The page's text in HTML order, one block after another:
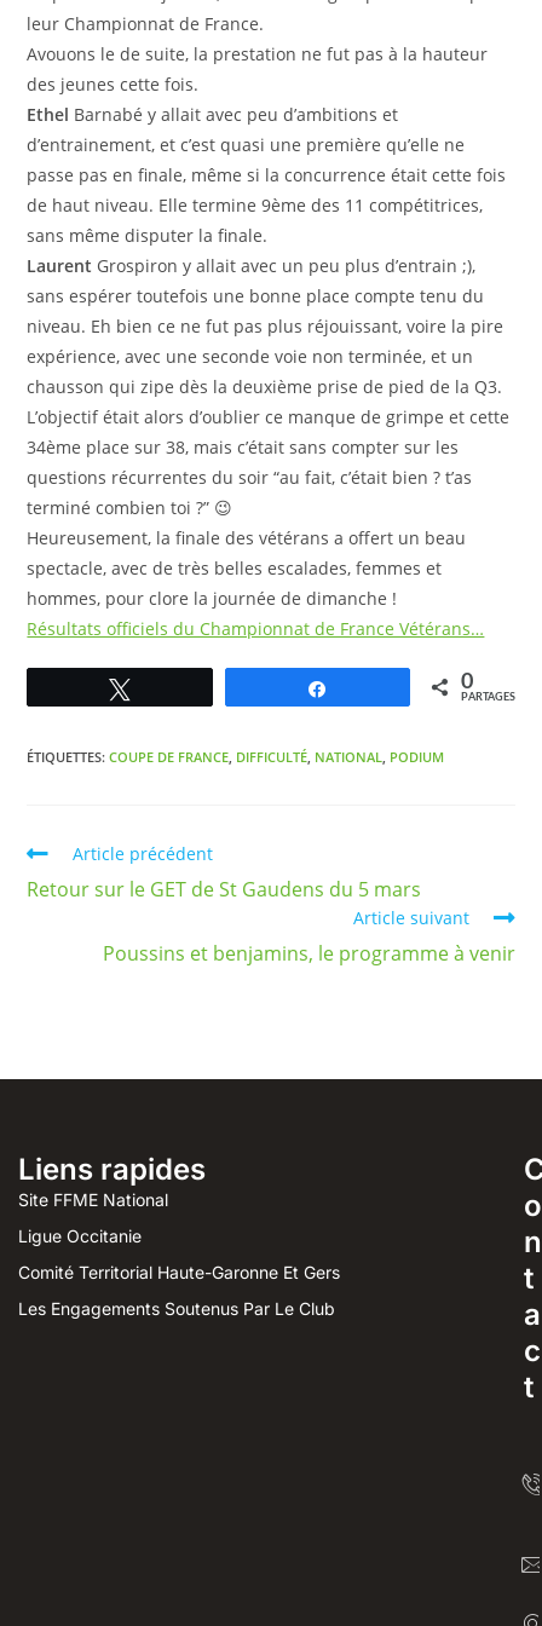
leur Championnat de France.
Avouons le de suite, la prestation ne fut pas à la hauteur
des jeunes cette fois.
Ethel Barnabé y allait avec peu d’ambitions et
d’entrainement, et c’est quasi une première qu’elle ne
passe pas en finale, même si la concurrence était cette fois
de haut niveau. Elle termine 9ème des 11 compétitrices,
sans même disputer la finale.
Laurent Grospiron y allait avec un peu plus d’entrain ;),
sans espérer toutefois une bonne place compte tenu du
niveau. Eh bien ce ne fut pas plus réjouissant, voire la pire
expérience, avec une seconde voie non terminée, et un
chausson qui zipe dès la deuxième prise de pied de la Q3.
L’objectif était alors d’oublier ce manque de grimpe et cette
34ème place sur 38, mais c’était sans compter sur les
questions récurrentes du soir “au fait, c’était bien ? t’as
terminé combien toi ?” 😉
Heureusement, la finale des vétérans a offert un beau
spectacle, avec de très belles escalades, femmes et
hommes, pour clore la journée de dimanche !
Résultats officiels du Championnat de France Vétérans…
0
PARTAGES
ÉTIQUETTES:COUPE DE FRANCE, DIFFICULTÉ, NATIONAL, PODIUM
Article précédent
Retour sur le GET de St Gaudens du 5 mars
Article suivant
Poussins et benjamins, le programme à venir
Liens rapides
Site FFME National
Ligue Occitanie
Comité Territorial Haute-Garonne Et Gers
Les Engagements Soutenus Par Le Club
o
n
t
a
c
t